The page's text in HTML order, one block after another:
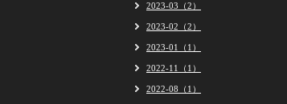
2023-03（2）
2023-02（2）
2023-01（1）
2022-11（1）
2022-08（1）